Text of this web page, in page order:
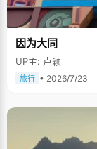
因为大同
UP主: 卢颖
旅行 • 2026/7/23